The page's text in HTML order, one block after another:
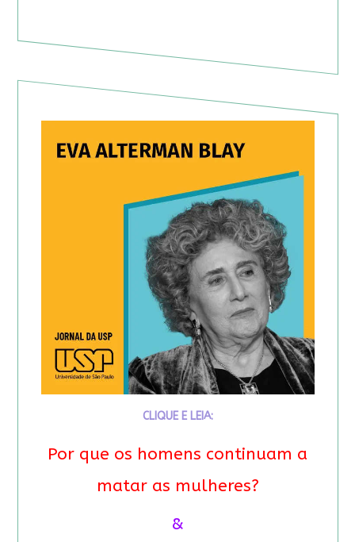
CLIQUE E LEIA:
Por que os homens continuam a
matar as mulheres?
&